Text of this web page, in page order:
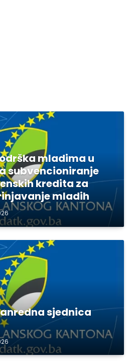
mladima u
subvencioniranje
kredita za
mladih
sjednica